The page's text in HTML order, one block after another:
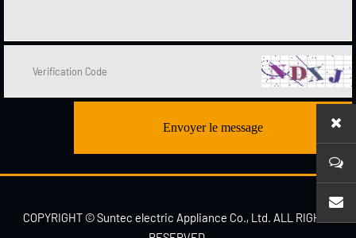
Envoyer le message
COPYRIGHT © Suntec electric Appliance Co., Ltd. ALL RIGHTS